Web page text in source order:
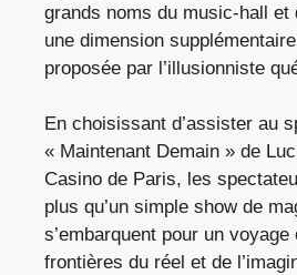
grands noms du music-hall et
une dimension
proposée par l’illusionniste
En choisissant d’assister au
« Maintenant Demain » de
Casino de Paris, les
plus qu’un simple show de
s’embarquent pour un
frontières du réel et de